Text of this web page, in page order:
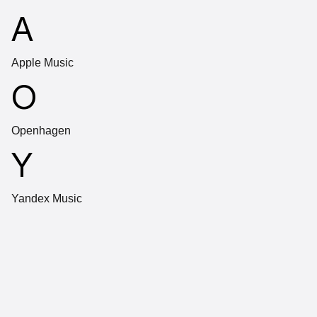
A
Apple Music
O
Openhagen
Y
Yandex Music